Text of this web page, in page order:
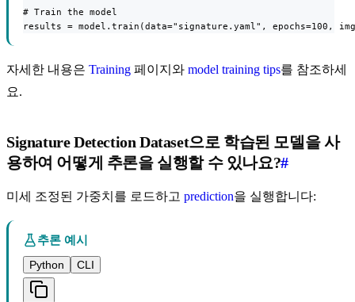
# Train the model
results = model.train(data="signature.yaml", epochs=100,
자세한 내용은 Training 페이지와 model training tips를 참조하세
요.
Signature Detection Dataset으로 학습된 모델을 사
용하여 어떻게 추론을 실행할 수 있나요?#
미세 조정된 가중치를 로드하고 prediction을 실행합니다:
추론 예시
Python
CLI